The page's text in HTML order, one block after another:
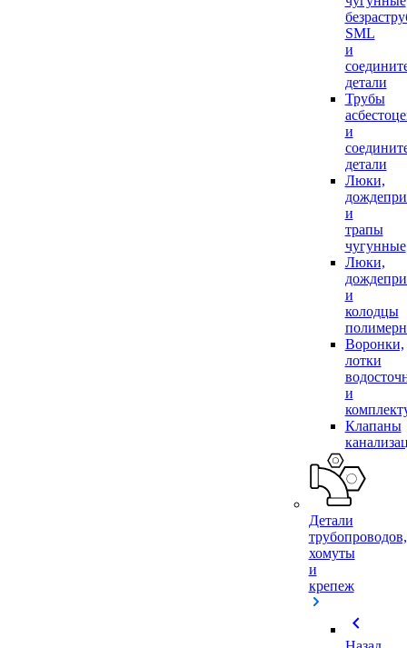
SML
и
детали
Трубы
и
детали
Люки,
и
трапы
чугунные
Люки,
и
колодцы
Воронки,
лотки
и
Клапаны
Детали
трубопроводов,
хомуты
и
крепеж
chevron_left